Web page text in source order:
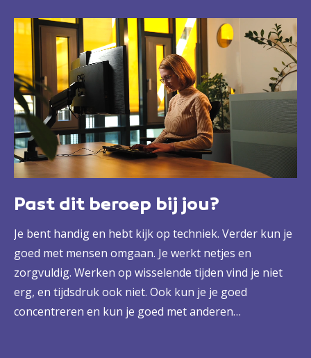
alleen, maar samen met je collega's. Onder goede
begeleiding van je leidinggevende. Zo ben je
onmisbaar in elke organisatie.
Past dit beroep bij jou?
Je bent handig en hebt kijk op techniek. Verder kun je
goed met mensen omgaan. Je werkt netjes en
zorgvuldig. Werken op wisselende tijden vind je niet
erg, en tijdsdruk ook niet. Ook kun je je goed
concentreren en kun je goed met anderen